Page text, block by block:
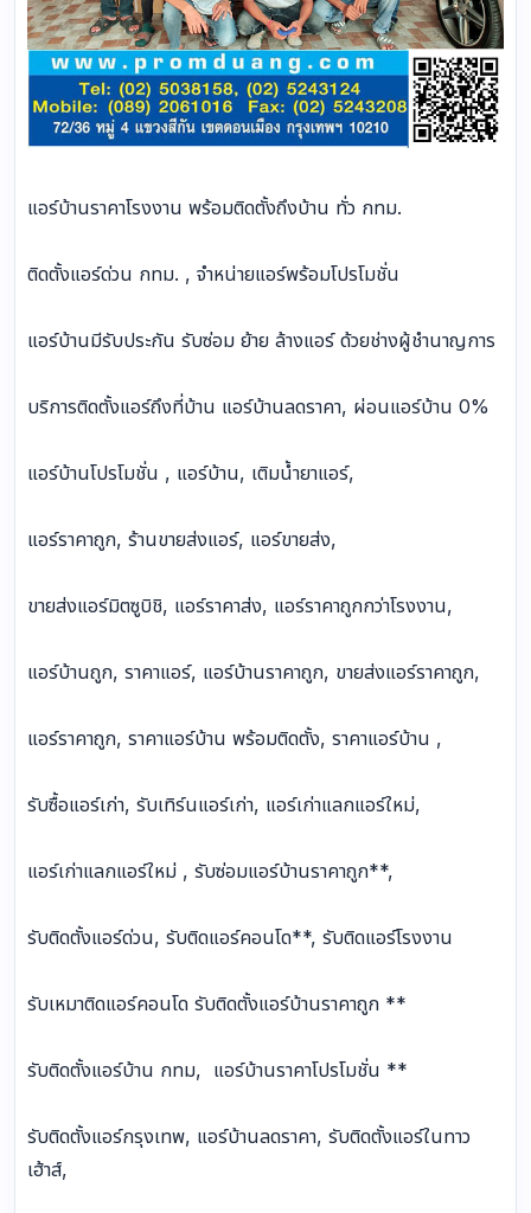
แอร์บ้านราคาโรงงาน พร้อมติดตั้งถึงบ้าน ทั่ว กทม.
ติดตั้งแอร์ด่วน กทม. , จำหน่ายแอร์พร้อมโปรโมชั่น
แอร์บ้านมีรับประกัน รับซ่อม ย้าย ล้างแอร์ ด้วยช่างผู้ชำนาญการ
บริการติดตั้งแอร์ถึงที่บ้าน แอร์บ้านลดราคา, ผ่อนแอร์บ้าน 0%
แอร์บ้านโปรโมชั่น , แอร์บ้าน, เติมน้ำยาแอร์,
แอร์ราคาถูก, ร้านขายส่งแอร์, แอร์ขายส่ง,
ขายส่งแอร์มิตซูบิชิ, แอร์ราคาส่ง, แอร์ราคาถูกกว่าโรงงาน,
แอร์บ้านถูก, ราคาแอร์, แอร์บ้านราคาถูก, ขายส่งแอร์ราคาถูก,
แอร์ราคาถูก, ราคาแอร์บ้าน พร้อมติดตั้ง, ราคาแอร์บ้าน ,
รับซื้อแอร์เก่า, รับเทิร์นแอร์เก่า, แอร์เก่าแลกแอร์ใหม่,
แอร์เก่าแลกแอร์ใหม่ , รับซ่อมแอร์บ้านราคาถูก**,
รับติดตั้งแอร์ด่วน, รับติดแอร์คอนโด**, รับติดแอร์โรงงาน
รับเหมาติดแอร์คอนโด รับติดตั้งแอร์บ้านราคาถูก **
รับติดตั้งแอร์บ้าน กทม, แอร์บ้านราคาโปรโมชั่น **
รับติดตั้งแอร์กรุงเทพ, แอร์บ้านลดราคา, รับติดตั้งแอร์ในทาว
เฮ้าส์,